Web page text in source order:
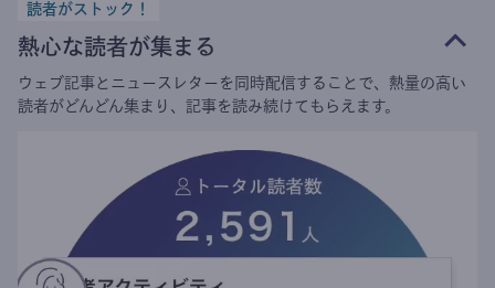
読者がストック！
熱心な読者が集まる
ウェブ記事とニュースレターを同時配信することで、熱量の高い
読者がどんどん集まり、記事を読み続けてもらえます。